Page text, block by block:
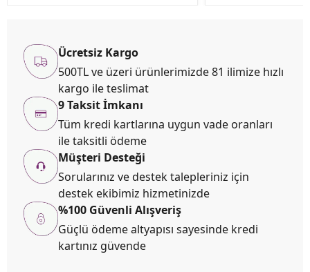
Ücretsiz Kargo
500TL ve üzeri ürünlerimizde 81 ilimize hızlı
kargo ile teslimat
9 Taksit İmkanı
Tüm kredi kartlarına uygun vade oranları
ile taksitli ödeme
Müşteri Desteği
Sorularınız ve destek talepleriniz için
destek ekibimiz hizmetinizde
%100 Güvenli Alışveriş
Güçlü ödeme altyapısı sayesinde kredi
kartınız güvende